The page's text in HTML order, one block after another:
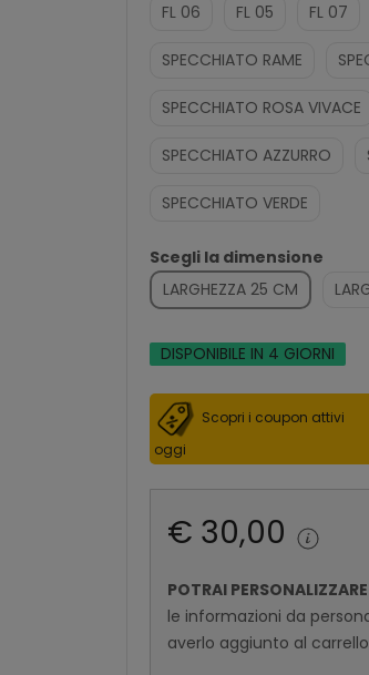
FL 06 FL 05 FL 07
SPECCHIATO RAME
SPECCHIATO ROSA VIVACE
SPECCHIATO AZZURRO
SPECCHIATO VERDE
Scegli la dimensione
LARGHEZZA 25 CM
DISPONIBILE IN 4 GIORNI
Scopri i coupon attivi
oggi
€ 30,00
POTRAI
le informazioni da
averlo aggiunto al